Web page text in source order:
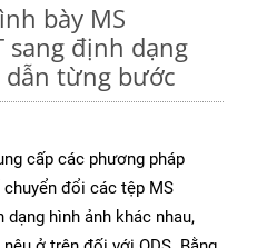
bày MS
sang định dạng
từng bước
cấp các phương pháp
đổi các tệp MS
hình ảnh khác nhau,